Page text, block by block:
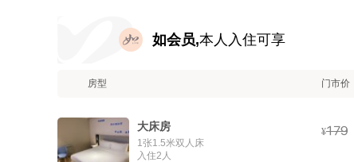
如会员,本人入住可享
房型 门市价
大床房
1张1.5米双人床
入住2人
¥